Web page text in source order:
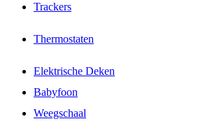
Trackers
Thermostaten
Elektrische Deken
Babyfoon
Weegschaal